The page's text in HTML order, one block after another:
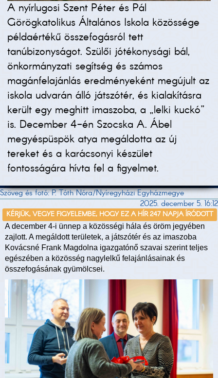
A nyírlugosi Szent Péter és Pál
Görögkatolikus Általános Iskola közössége
példaértékű összefogásról tett
tanúbizonyságot. Szülői jótékonysági bál,
önkormányzati segítség és számos
magánfelajánlás eredményeként megújult az
iskola udvarán álló játszótér, és kialakításra
került egy meghitt imaszoba, a „lelki kuckó”
is. December 4-én Szocska A. Ábel
megyéspüspök atya megáldotta az új
tereket és a karácsonyi készület
fontosságára hívta fel a figyelmet.
Szöveg és fotó: P. Tóth Nóra/Nyíregyházi Egyházmegye
2025. december 5. 16:12
KÉRJÜK, VEGYE FIGYELEMBE, HOGY EZ A HÍR 247 NAPJA ÍRÓDOTT
A december 4-i ünnep a közösségi hála és öröm jegyében
zajlott. A megáldott területek, a játszótér és az imaszoba
Kovácsné Frank Magdolna igazgatónő szavai szerint teljes
egészében a közösség nagylelkű felajánlásainak és
összefogásának gyümölcsei.